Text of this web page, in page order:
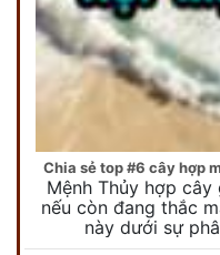
Chia sẻ top #6 cây hợp
Mệnh Thủy hợp
nếu còn đang thắc
này dưới sự